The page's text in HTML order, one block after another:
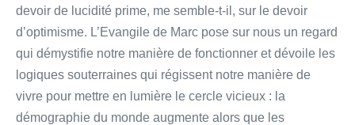
devoir de lucidité prime, me semble-t-il, sur le devoir
d’optimisme. L’Evangile de Marc pose sur nous un regard
qui démystifie notre manière de fonctionner et dévoile les
logiques souterraines qui régissent notre manière de
vivre pour mettre en lumière le cercle vicieux : la
démographie du monde augmente alors que les